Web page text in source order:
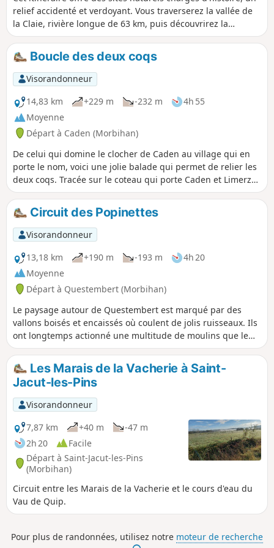
relief accidenté et verdoyant. Vous traverserez la vallée de
la Claie, rivière longue de 63 km, puis découvrirez la
chapelle Saint-Marc, sur une crête dominant un très beau
panorama sur la vallée de l'Oust. Vous arriverez à la
Chapelle Saint-Barthélémy et son cimetière où l'on
remarque un petit menhir arrondi et de vieux ifs qui
semblent être le souvenir d'une ancienne coutume celte.
Boucle des deux coqs
Visorandonneur
14,83 km
+229 m -232 m
4h 55
Moyenne
Départ à Caden (Morbihan)
De celui qui domine le clocher de Caden au village qui en
porte le nom, voici une jolie balade qui permet de relier les
deux coqs. Tracée sur le coteau qui porte Caden et Limerzel,
cet itinéraire joue avec les courbes de niveau, en enjambant
ou suivant les différents vallons qui coupent ce relief. Selon
une information récente, ce circuit serait celui du Grand Val
que propose la commune de Caden.
Circuit des Popinettes
Visorandonneur
13,18 km
+190 m -193 m
4h 20
Moyenne
Départ à Questembert (Morbihan)
Le paysage autour de Questembert est marqué par des
vallons boisés et encaissés où coulent de jolis ruisseaux. Ils
ont longtemps actionné une multitude de moulins que le
parcours permet de découvrir, entre deux échappées dans
une riche campagne sillonnée de très beaux chemins
arborés. Quant aux popinettes, peut-être les avons nous
croisées sans savoir ce que c'était !
Les Marais de la Vacherie à Saint-
Jacut-les-Pins
Visorandonneur
7,87 km
+40 m
-47 m
2h 20
Facile
Départ à Saint-Jacut-les-Pins
(Morbihan)
Circuit entre les Marais de la Vacherie et le cours d'eau du
Vau de Quip.
Pour plus de randonnées, utilisez notre moteur de recherche